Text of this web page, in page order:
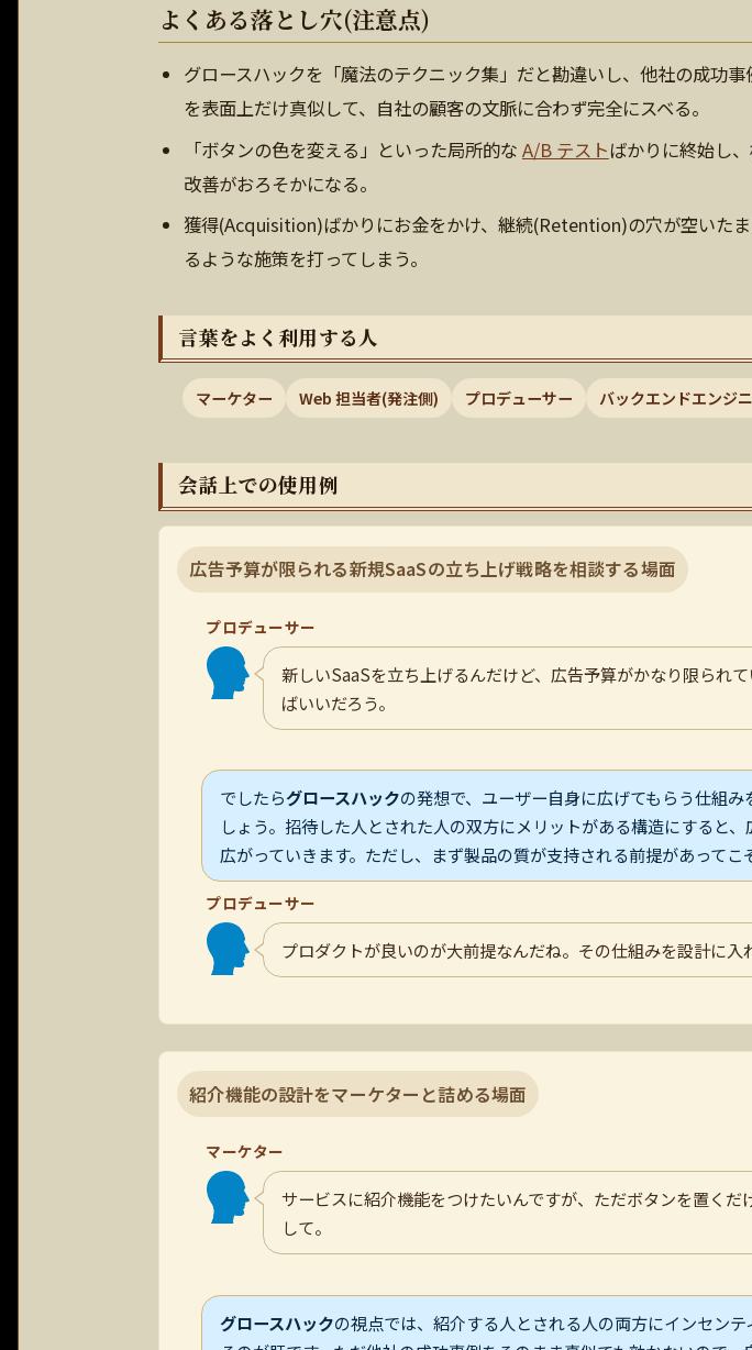
よくある落とし穴(注意点)
グロースハックを「魔法のテクニック集」だと勘違いし、他社の成功
を表面上だけ真似して、自社の顧客の文脈に合わず完全にスベる。
「ボタンの色を変える」といった局所的な A/B テストばかりに終始し
改善がおろそかになる。
獲得(Acquisition)ばかりにお金をかけ、継続(Retention)の穴が空いた
るような施策を打ってしまう。
言葉をよく利用する人
マーケター Web 担当者(発注側) プロデューサー バックエンドエンジ
会話上での使用例
広告予算が限られる新規SaaSの立ち上げ戦略を相談する場面
プロデューサー
新しいSaaSを立ち上げるんだけど、広告予算がかなり限られ
ばいいだろう。
でしたらグロースハックの発想で、ユーザー自身に広げてもらう仕組み
しょう。招待した人とされた人の双方にメリットがある構造にすると、
広がっていきます。ただし、まず製品の質が支持される前提があってこ
プロデューサー
プロダクトが良いのが大前提なんだね。その仕組みを設計に入
紹介機能の設計をマーケターと詰める場面
マーケター
サービスに紹介機能をつけたいんですが、ただボタンを置くだ
して。
グロースハックの視点では、紹介する人とされる人の両方にインセン